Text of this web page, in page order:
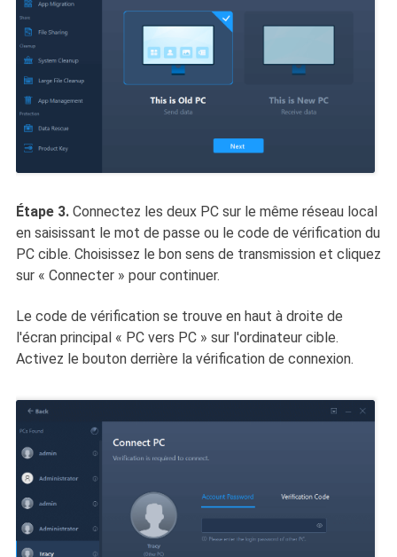
Étape 3.Connectez les deux PC sur le même réseau local
en saisissant le mot de passe ou le code de vérification du
PC cible. Choisissez le bon sens de transmission et cliquez
sur « Connecter » pour continuer.
Le code de vérification se trouve en haut à droite de
l'écran principal « PC vers PC » sur l'ordinateur cible.
Activez le bouton derrière la vérification de connexion.